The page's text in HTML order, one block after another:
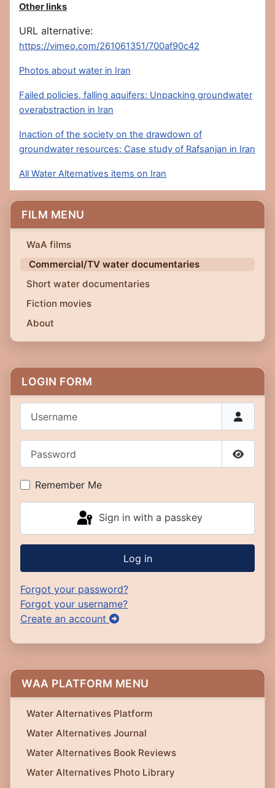
FILM MENU
WaA films
Commercial/TV water documentaries
Short water documentaries
Fiction movies
About
LOGIN FORM
Show
Remember Me
Sign in with a passkey
Log in
Forgot your password?
Forgot your username?
Create an account
WAA PLATFORM MENU
Water Alternatives Platform
Water Alternatives Journal
Water Alternatives Book Reviews
Water Alternatives Photo Library
Other links
URL alternative:
https://vimeo.com/261061351/700af90c42
Photos about water in Iran
Failed policies, falling aquifers: Unpacking groundwater
overabstraction in Iran
Inaction of the society on the drawdown of
groundwater resources: Case study of Rafsanjan in Iran
All Water Alternatives items on Iran